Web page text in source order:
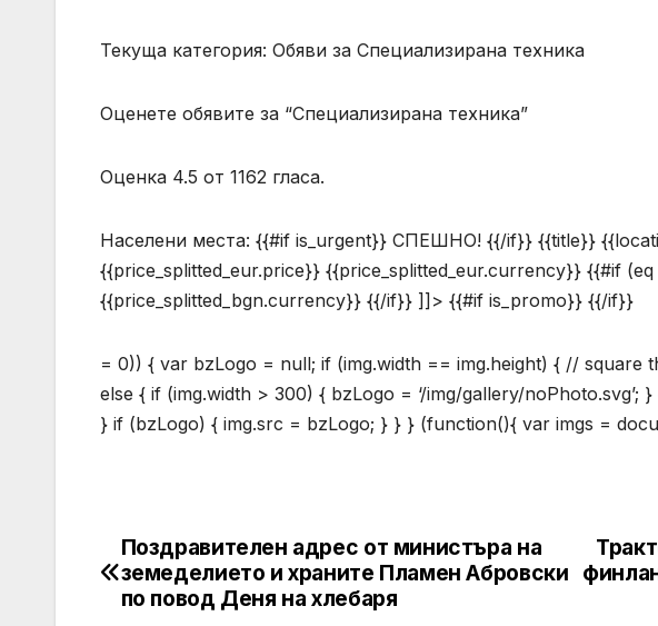
Текуща категория: Обяви за Специализирана техника
Оценете обявите за “Специализирана техника”
Оценка 4.5 от 1162 гласа.
Населени места: {{#if is_urgent}} СПЕШНО! {{/if}} {{title}}
{{price_splitted_eur.price}} {{price_splitted_eur.currency}} {{#if
{{price_splitted_bgn.currency}} {{/if}} ]]> {{#if is_promo}} {{/if}}
= 0)) { var bzLogo = null; if (img.width == img.height) { // square
else { if (img.width > 300) { bzLogo = ‘/img/gallery/noPhoto.svg’;
} if (bzLogo) { img.src = bzLogo; } } } (function(){ var imgs =
Post
navigation
Поздравителен адрес от министъра на
земеделието и храните Пламен Абровски
по повод Деня на хлебаря